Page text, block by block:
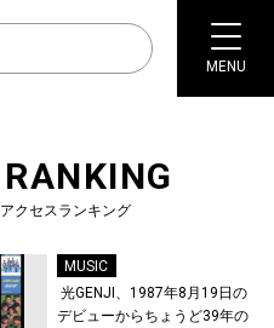
MENU
RANKING
アクセスランキング
MUSIC
光GENJI、1987年8月19日の
デビューからちょうど39年の